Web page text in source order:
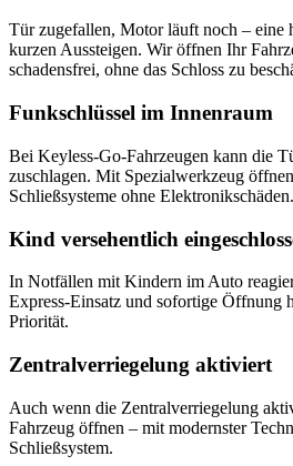
Tür zugefallen, Motor läuft noch – eine
kurzen Aussteigen. Wir öffnen Ihr
schadensfrei, ohne das Schloss zu
Funkschlüssel im Innenraum
Bei Keyless-Go-Fahrzeugen kann die
zuschlagen. Mit Spezialwerkzeug
Schließsysteme ohne Elektronikschäden.
Kind versehentlich
In Notfällen mit Kindern im Auto
Express-Einsatz und sofortige Öffnung
Priorität.
Zentralverriegelung aktiviert
Auch wenn die Zentralverriegelung
Fahrzeug öffnen – mit modernster
Schließsystem.